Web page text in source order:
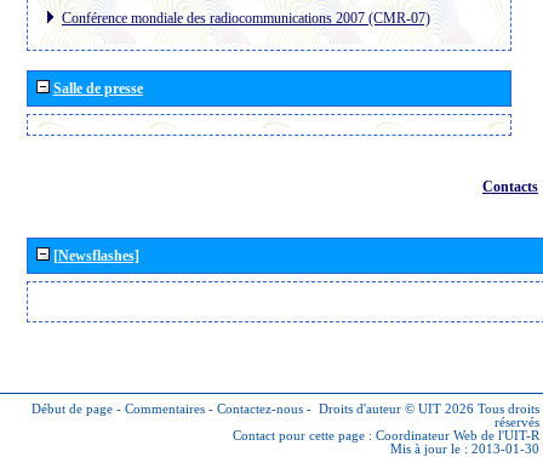
Conférence mondiale des radiocommunications 2007 (CMR-07)
Salle de presse
Contacts
[Newsflashes]
Début de page - Commentaires - Contactez-nous - Droits d'auteur © UIT 2026 Tous droits
réservés
Contact pour cette page : Coordinateur Web de l'UIT-R
Mis à jour le : 2013-01-30